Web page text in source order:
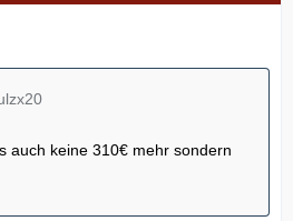
auch keine 310€ mehr sondern